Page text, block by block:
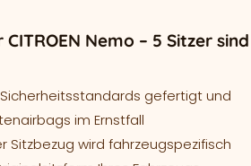
Nemo – 5 Sitzer sind
gefertigt und
im Ernstfall
wird fahrzeugspezifisch